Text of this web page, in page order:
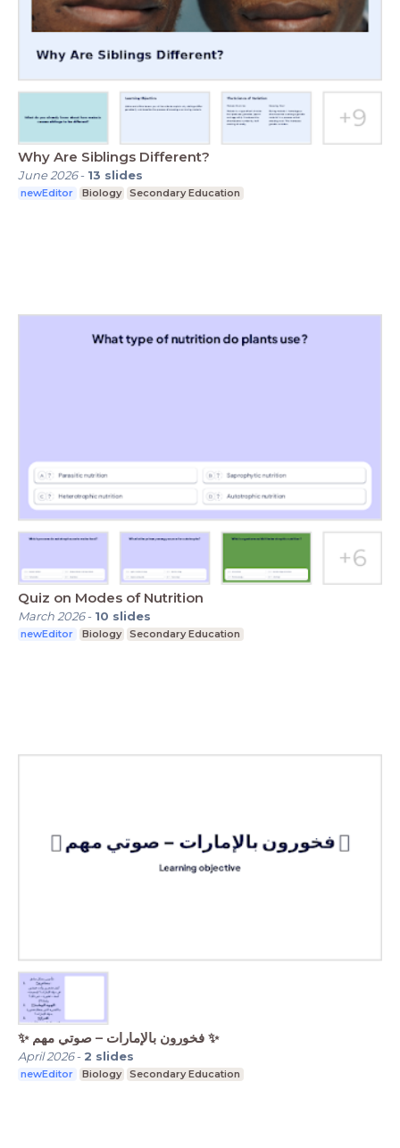
Why Are Siblings Different?
June 2026- 13 slides
newEditor Biology Secondary Education
Quiz on Modes of Nutrition
March 2026- 10 slides
newEditor Biology Secondary Education
✨ فخورون بالإمارات – صوتي مهم ✨
April 2026- 2 slides
newEditor Biology Secondary Education